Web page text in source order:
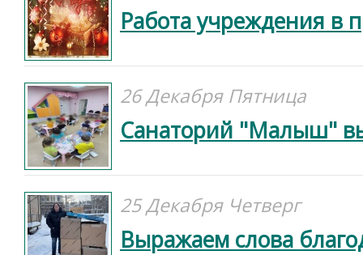
Работа учреждения в
26 Декабря Пятница
Санаторий "Малыш"
25 Декабря Четверг
Выражаем слова